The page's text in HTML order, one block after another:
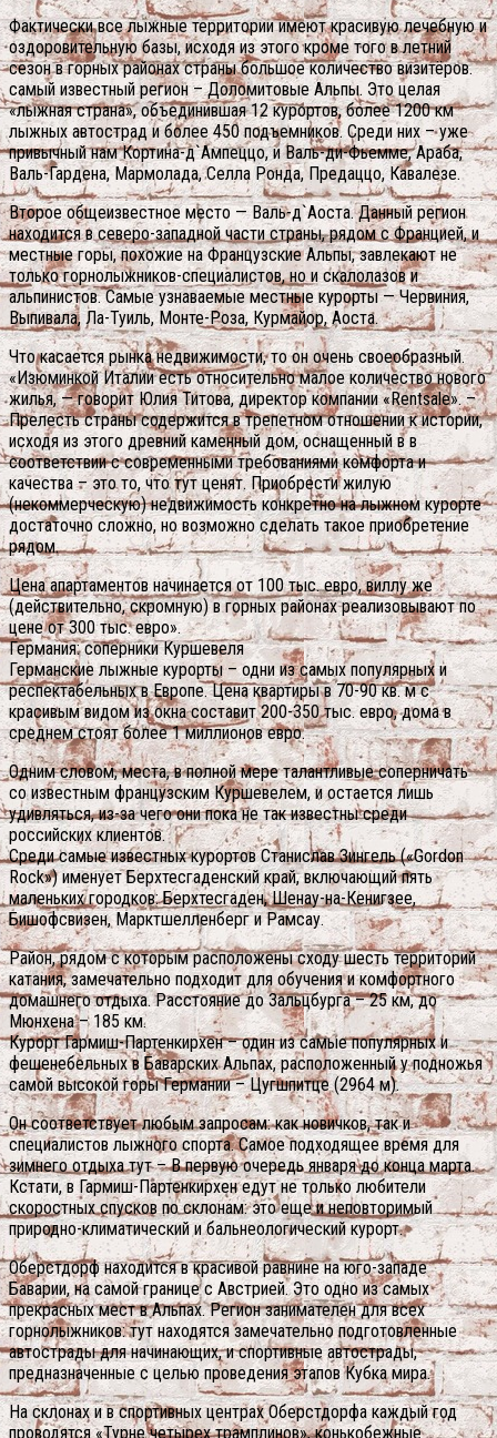
Фактически все лыжные территории имеют красивую лечебную и
оздоровительную базы, исходя из этого кроме того в летний
сезон в горных районах страны большое количество визитёров.
самый известный регион – Доломитовые Альпы. Это целая
«лыжная страна», объединившая 12 курортов, более 1200 км
лыжных автострад и более 450 подъемников. Среди них – уже
привычный нам Кортина-д`Ампеццо, и Валь-ди-Фьемме, Араба,
Валь-Гардена, Мармолада, Селла Ронда, Предаццо, Кавалезе.
Второе общеизвестное место — Валь-д`Аоста. Данный регион
находится в северо-западной части страны, рядом с Францией, и
местные горы, похожие на Французские Альпы, завлекают не
только горнолыжников-специалистов, но и скалолазов и
альпинистов. Самые узнаваемые местные курорты — Червиния,
Выпивала, Ла-Туиль, Монте-Роза, Курмайор, Аоста.
Что касается рынка недвижимости, то он очень своеобразный.
«Изюминкой Италии есть относительно малое количество нового
жилья, — говорит Юлия Титова, директор компании «Rentsale». –
Прелесть страны содержится в трепетном отношении к истории,
исходя из этого древний каменный дом, оснащенный в в
соответствии с современными требованиями комфорта и
качества – это то, что тут ценят. Приобрести жилую
(некоммерческую) недвижимость конкретно на лыжном курорте
достаточно сложно, но возможно сделать такое приобретение
рядом.
Цена апартаментов начинается от 100 тыс. евро, виллу же
(действительно, скромную) в горных районах реализовывают по
цене от 300 тыс. евро».
Германия: соперники Куршевеля
Германские лыжные курорты – одни из самых популярных и
респектабельных в Европе. Цена квартиры в 70-90 кв. м с
красивым видом из окна составит 200-350 тыс. евро, дома в
среднем стоят более 1 миллионов евро.
Одним словом, места, в полной мере талантливые соперничать
со известным французским Куршевелем, и остается лишь
удивляться, из-за чего они пока не так известны среди
российских клиентов.
Среди самые известных курортов Станислав Зингель («Gordon
Rock») именует Берхтесгаденский край, включающий пять
маленьких городков: Берхтесгаден, Шенау-на-Кенигзее,
Бишофсвизен, Марктшелленберг и Рамсау.
Район, рядом с которым расположены сходу шесть территорий
катания, замечательно подходит для обучения и комфортного
домашнего отдыха. Расстояние до Зальцбурга – 25 км, до
Мюнхена – 185 км.
Курорт Гармиш-Партенкирхен – один из самые популярных и
фешенебельных в Баварских Альпах, расположенный у подножья
самой высокой горы Германии – Цугшпитце (2964 м).
Он соответствует любым запросам: как новичков, так и
специалистов лыжного спорта. Самое подходящее время для
зимнего отдыха тут – В первую очередь января до конца марта.
Кстати, в Гармиш-Партенкирхен едут не только любители
скоростных спусков по склонам: это еще и неповторимый
природно-климатический и бальнеологический курорт.
Оберстдорф находится в красивой равнине на юго-западе
Баварии, на самой границе с Австрией. Это одно из самых
прекрасных мест в Альпах. Регион занимателен для всех
горнолыжников: тут находятся замечательно подготовленные
автострады для начинающих, и спортивные автострады,
предназначенные с целью проведения этапов Кубка мира.
На склонах и в спортивных центрах Оберстдорфа каждый год
проводятся «Турне четырех трамплинов», конькобежные